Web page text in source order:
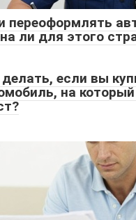
переоформлять
ли для этого
если вы
на